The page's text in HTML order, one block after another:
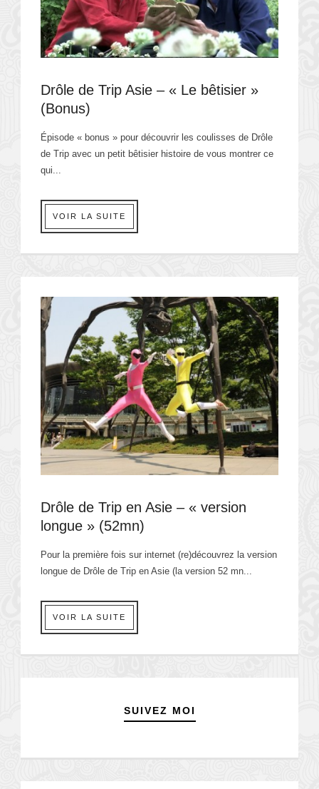
Drôle de Trip Asie – « Le bêtisier »
(Bonus)
Épisode « bonus » pour découvrir les coulisses de Drôle
de Trip avec un petit bêtisier histoire de vous montrer ce
qui...
VOIR LA SUITE
Drôle de Trip en Asie – « version
longue » (52mn)
Pour la première fois sur internet (re)découvrez la version
longue de Drôle de Trip en Asie (la version 52 mn...
VOIR LA SUITE
SUIVEZ MOI